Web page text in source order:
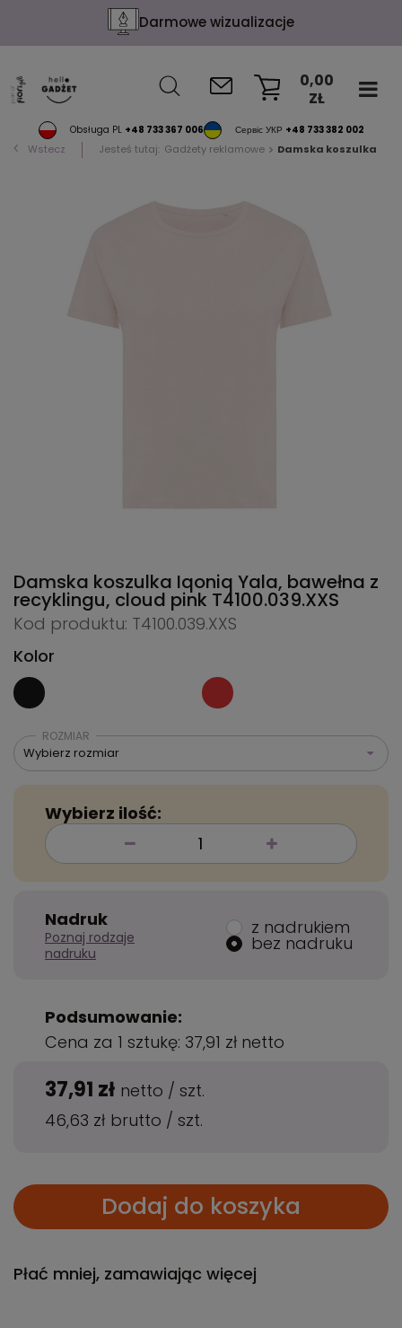
Darmowe wizualizacje
Obsługa PL +48 733 367 006 Сервіс УКР +48 733 382 002
0,00
ZŁ
Wstecz Jesteś tutaj: Gadżety reklamowe Damska koszulka
Damska koszulka Iqoniq Yala, bawełna z
recyklingu, cloud pink T4100.039.XXS
Kod produktu: T4100.039.XXS
Kolor
ROZMIAR
Wybierz rozmiar
Wybierz ilość:
Nadruk
Poznaj rodzaje
nadruku
z nadrukiem
bez nadruku
Podsumowanie:
Cena za 1 sztukę: 37,91 zł netto
37,91 zł netto / szt.
46,63 zł brutto / szt.
Dodaj do koszyka
Płać mniej, zamawiając więcej